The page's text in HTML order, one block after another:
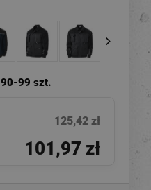
90-99 szt.
125,42 zł
101,97 zł